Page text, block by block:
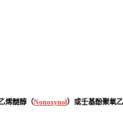
烯醚醇（Nonoxynol）或壬基酚聚氧